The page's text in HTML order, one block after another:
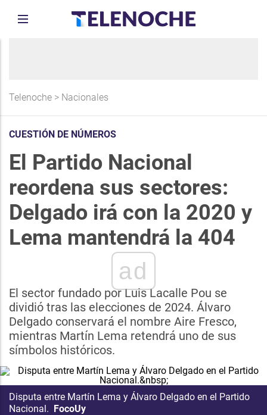
Telenoche > Nacionales
CUESTIÓN DE NÚMEROS
El Partido Nacional
reordena sus sectores:
Delgado irá con la 2020 y
Lema mantendrá la 404
ad
El sector fundado por Luis Lacalle Pou se
dividió tras las elecciones de 2024. Álvaro
Delgado conservará el nombre Aire Fresco,
mientras Martín Lema retendrá uno de sus
símbolos históricos.
Disputa entre Martín Lema y Álvaro Delgado en el Partido
Nacional. FocoUy